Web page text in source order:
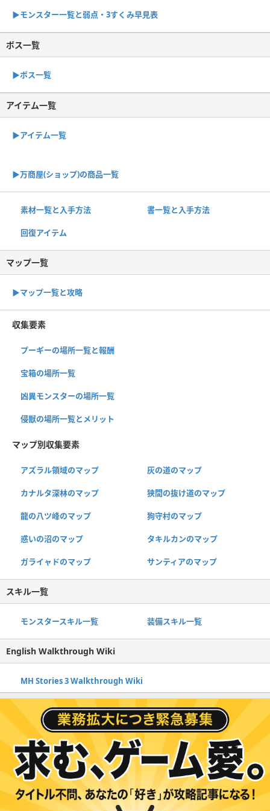
▶︎モンスター一覧と弱点・3すくみ早見表
ボス一覧
▶︎ボス一覧
アイテム一覧
▶アイテム一覧
▶︎万商屋(ショップ)の商品一覧
素材一覧と入手方法 書一覧と入手方法
回復アイテム
マップ一覧
▶︎マップ一覧と攻略
収集要素
プーギーの場所一覧と報酬
宝箱の場所一覧
凶異モンスターの場所一覧
侵獣の場所一覧とメリット
マップ別収集要素
アズラル領域のマップ 灰の道のマップ
カナルタ深林のマップ 狭間の抜け道のマップ
龍の八ツ峰のマップ 狗守村のマップ
惑いの沼のマップ タキルカンのマップ
ガライャドのマップ サンティアのマップ
スキル一覧
モンスタースキル一覧 装備スキル一覧
English Walkthrough Wiki
MH Stories 3 Walkthrough Wiki